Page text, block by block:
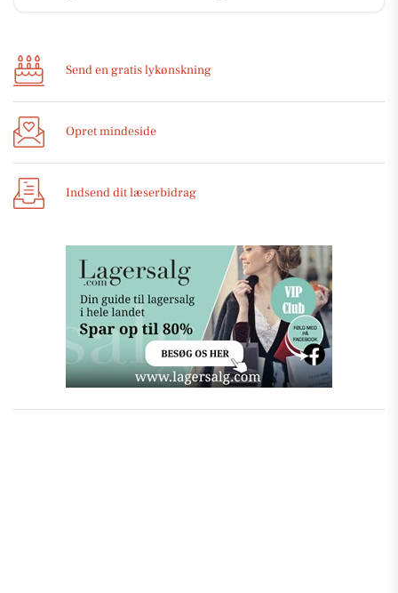
Send en gratis lykønskning
Opret mindeside
Indsend dit læserbidrag